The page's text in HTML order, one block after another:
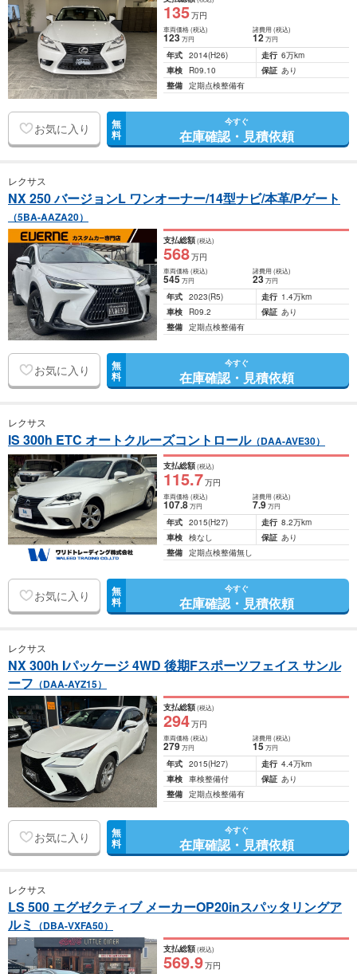
135万円
車両価格(税込)
123万円
諸費用 (税込)
12 万円
年式 2014(H26) 走行 6万km
車検
R09.10 保証 あり
整備 定期点検整備有
お気に入り 無
料
今すぐ
在庫確認・見積依頼
レクサス
NX 250 バージョンL ワンオーナー/14型ナビ/本革/Pゲート
（5BA-AAZA20）
支払総額(税込)
568万円
車両価格(税込)
545万円
諸費用 (税込)
23 万円
年式 2023(R5) 走行 1.4万km
車検
R09.2 保証 あり
整備 定期点検整備有
お気に入り 無
料
今すぐ
在庫確認・見積依頼
レクサス
IS 300h ETC オートクルーズコントロール（DAA-AVE30）
支払総額(税込)
115.7万円
車両価格(税込)
107.8万円
諸費用 (税込)
7.9 万円
年式 2015(H27) 走行 8.2万km
車検 検なし 保証 あり
整備 定期点検整備無し
お気に入り 無
料
今すぐ
在庫確認・見積依頼
レクサス
NX 300h Iパッケージ 4WD 後期Fスポーツフェイス サンル
ーフ （DAA-AYZ15）
支払総額(税込)
294万円
車両価格(税込)
279万円
諸費用 (税込)
15 万円
年式 2015(H27) 走行 4.4万km
車検 車検整備付 保証 あり
整備 定期点検整備有
お気に入り 無
料
今すぐ
在庫確認・見積依頼
レクサス
LS 500 エグゼクティブ メーカーOP20inスパッタリングア
ルミ （DBA-VXFA50）
支払総額(税込)
569.9万円